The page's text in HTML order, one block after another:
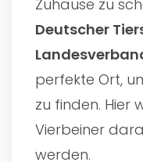
Zuhause zu
Deutscher
perfekte Ort,
zu finden. Hier
Vierbeiner
werden.